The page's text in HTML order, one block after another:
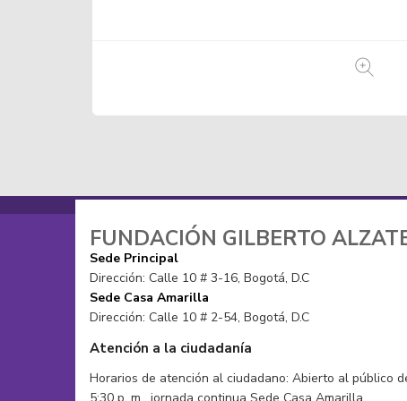
FUNDACIÓN GILBERTO
Sede Principal
Dirección: Calle 10 # 3-16, Bogotá, D.C
Sede Casa Amarilla
Dirección: Calle 10 # 2-54, Bogotá, D.C
Atención a la ciudadanía
Horarios de atención al ciudadano: Abierto al público